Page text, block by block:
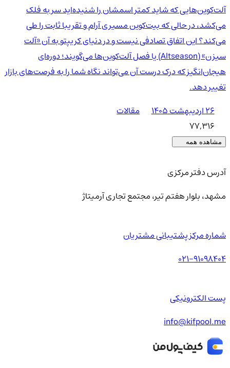
آلت‌کوین‌هایی که شاید کمتر اسمشان را شنیده‌اید سر به فلک
می‌کشد، در حالی که بیت‌کوین مسیری آرام و تقریبا ثابت را طی
می‌کند؟ این اتفاق تصادفی نیست و در دنیای کریپتو به آن «آلت
سیزن» (Altseason) یا فصل آلت‌کوین‌ها می‌گویند؛ دوره‌ای
هیجان‌انگیز که درک درست آن می‌تواند نگاه شما را به فرصت‌های بازار
تغییر دهد.
۲۶ اردیبهشت ۱۴۰۵
مقالات
77,316
مشاهده همه
آدرس دفتر مرکزی
مشهد، بلوار هفتم تیر، مجتمع تجاری آرمیتاژ
شماره مرکز پشتیبانی مشتریان
021-91098404
پست الکترونیکی
info@kifpool.me